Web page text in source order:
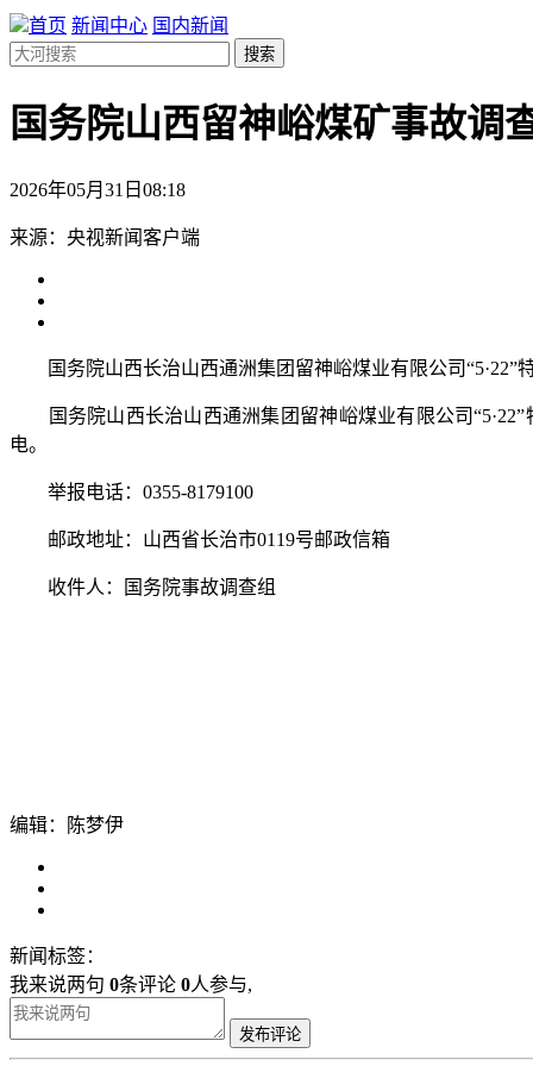
首页 新闻中心 国内新闻
搜索
国务院山西留神峪煤矿事故调
2026年05月31日08:18
来源：央视新闻客户端
国务院山西长治山西通洲集团留神峪煤业有限公司“5·22”
国务院山西长治山西通洲集团留神峪煤业有限公司“5·22”
电。
举报电话：0355-8179100
邮政地址：山西省长治市0119号邮政信箱
收件人：国务院事故调查组
编辑：陈梦伊
新闻标签：
我来说两句 0条评论 0人参与,
发布评论